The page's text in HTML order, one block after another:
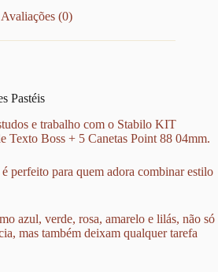
Avaliações (0)
Pastéis
e trabalho com o Stabilo KIT
Texto Boss + 5 Canetas Point 88 04mm.
perfeito para quem adora combinar estilo
azul, verde, rosa, amarelo e lilás, não só
mas também deixam qualquer tarefa